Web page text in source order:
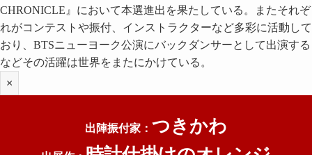
CHRONICLE』において本選進出を果たしている。またそれぞ
れがコンテストや振付、インストラクターなど多彩に活動して
おり、BTSニューヨーク公演にバックダンサーとして出演する
などその活躍は世界をまたにかけている。
×
出陣振付家： つきかわ